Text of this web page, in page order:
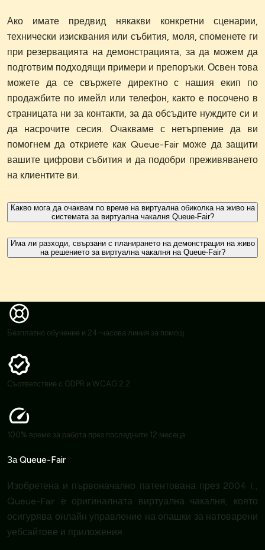
Ако имате предвид някакви конкретни сценарии,
технически изисквания или събития, моля, споменете ги
при резервацията на демонстрацията, за да можем да
подготвим подходящи примери и препоръки. Освен това
можете да се свържете директно с нашия екип по
продажбите по имейл или телефон, както е посочено в
страницата ни за контакти, за да обсъдите нуждите си и
да насрочите сесия. Очакваме с нетърпение да ви
помогнем да откриете как Queue-Fair може да защити
вашите цифрови събития и да подобри преживяването
на клиентите ви.
Какво мога да очаквам по време на виртуална обиколка на живо на
системата за виртуална чакалня Queue-Fair?
Има ли разходи, свързани с планирането на демонстрация на живо
на решението за виртуална чакалня на Queue-Fair?
Безплатно обучение и 24-часова линия за помощ
Съответствие с GDPR и WCAG 2.2
100% време за работа през последните 12 месеца
За Queue-Fair
Изобретена и първоначално патентована през 2004 г.,
Queue-Fair е оригиналната виртуална чакалня, която
осигурява онлайн управление на опашки за натоварени
уебсайтове и приложения.